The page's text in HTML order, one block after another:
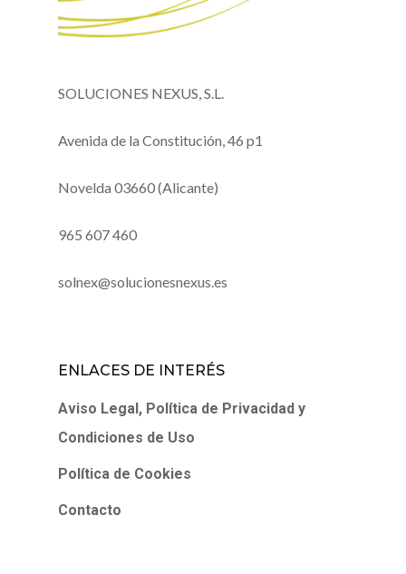
SOLUCIONES NEXUS, S.L.
Avenida de la Constitución, 46 p1
Novelda 03660 (Alicante)
965 607 460
solnex@solucionesnexus.es
ENLACES DE INTERÉS
Aviso Legal, Política de Privacidad y
Condiciones de Uso
Política de Cookies
Contacto